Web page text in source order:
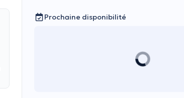
Prochaine disponibilité